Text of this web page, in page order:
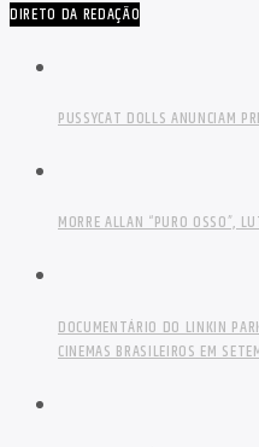
DIRETO DA REDAÇÃO
PUSSYCAT DOLLS ANUNCIAM
MORRE ALLAN “PURO OSSO”,
DOCUMENTÁRIO DO LINKIN
CINEMAS BRASILEIROS EM